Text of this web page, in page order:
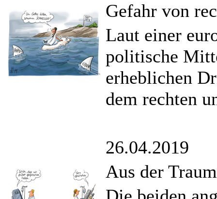
Gefahr von
Laut einer
politische
erheblichen
dem rechten
26.04.2019
Aus der Traum